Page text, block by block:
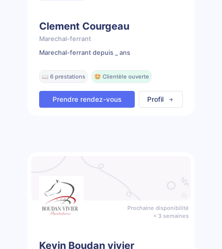
Clement Courgeau
Marechal-ferrant
Marechal-ferrant depuis _ ans
📖 6 prestations 🤩 Clientèle ouverte
Prendre rendez-vous Profil
Prochaine disponibilité
< 3 semaines
Kevin Boudan vivier